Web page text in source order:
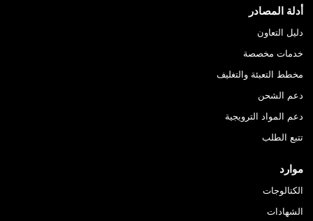
أدلة المصادر
دليل التعاون
خدمات مخصصة
مخطط التعبئة والتغليف
دعم الشحن
دعم المواد الترويجية
تتبع الطلب
موارد
الكتالوجات
الشهادات